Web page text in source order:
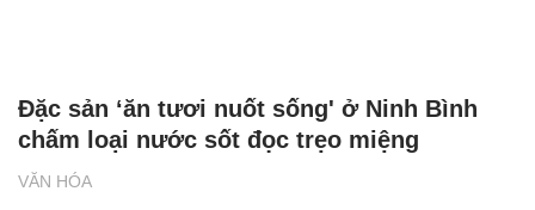
VĂN HÓA
Đặc sản ‘ăn tươi nuốt sống' ở Ninh Bình
chấm loại nước sốt đọc trẹo miệng